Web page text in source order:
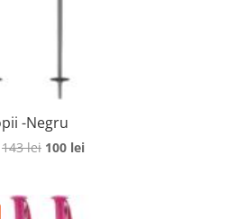
-Negru
143lei Prețul
fost:
100 leiPrețul